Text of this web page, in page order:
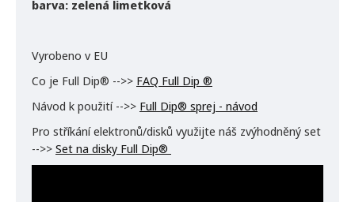
barva: zelená limetková
Vyrobeno v EU
Co je Full Dip® -->> FAQ Full Dip ®
Návod k použití -->> Full Dip® sprej - návod
Pro stříkání elektronů/disků využijte náš zvýhodněný set
-->> Set na disky Full Dip®